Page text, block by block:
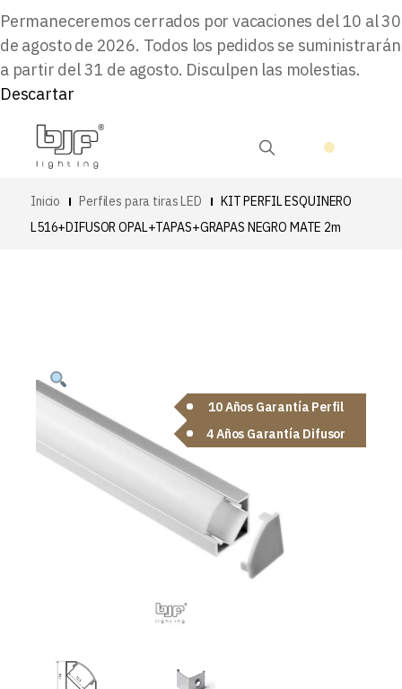
Permaneceremos cerrados por vacaciones del 10 al 30
de agosto de 2026. Todos los pedidos se suministrarán
a partir del 31 de agosto. Disculpen las molestias.
Descartar
Inicio Perfiles para tiras LED
KIT PERFIL ESQUINERO
L516+DIFUSOR OPAL+TAPAS+GRAPAS NEGRO MATE 2m
10 Años Garantía Perfil
4 Años Garantía Difusor